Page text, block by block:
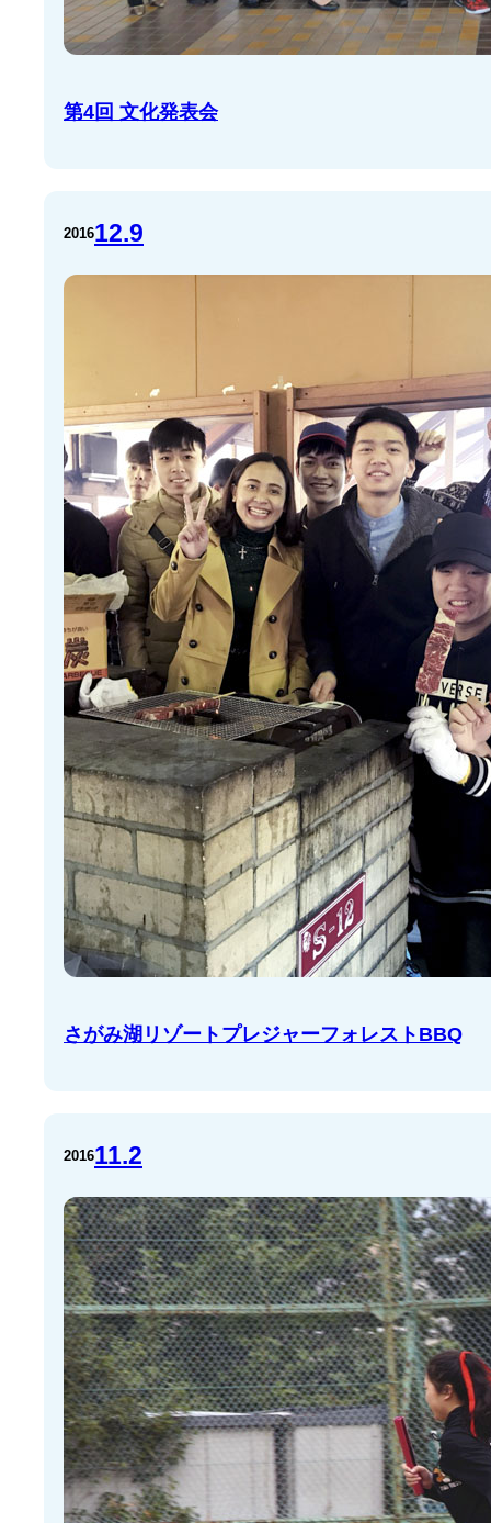
第4回 文化発表会
201612.9
さがみ湖リゾートプレジャーフォレストBBQ
201611.2